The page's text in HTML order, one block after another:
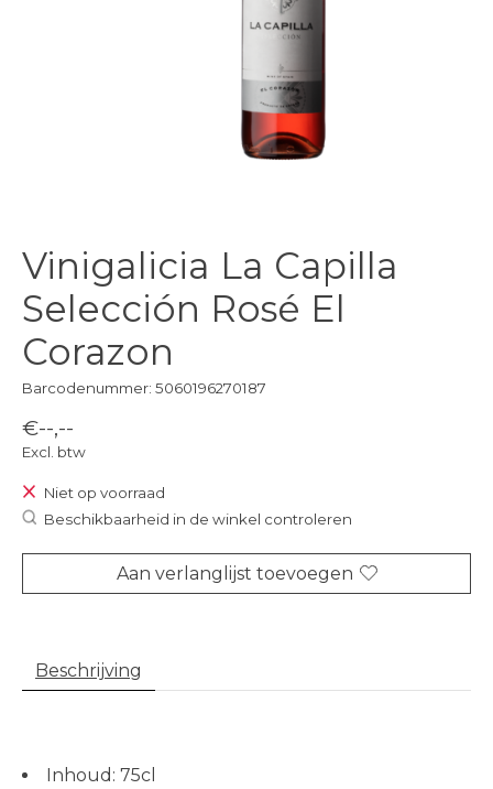
Vinigalicia La Capilla
Selección Rosé El
Corazon
Barcodenummer: 5060196270187
€--,--
Excl. btw
Niet op voorraad
Beschikbaarheid in de winkel controleren
Aan verlanglijst toevoegen
Beschrijving
Inhoud: 75cl